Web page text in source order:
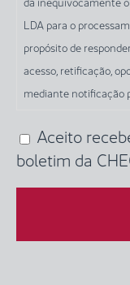
dados
através
deste
formulário,
conformidade
com
as
LDA para o
propósito de
acesso, retificação,
mediante notificação
NOVA DOS
para o seguinte
(Obrigatório)
Aceito
boletim da